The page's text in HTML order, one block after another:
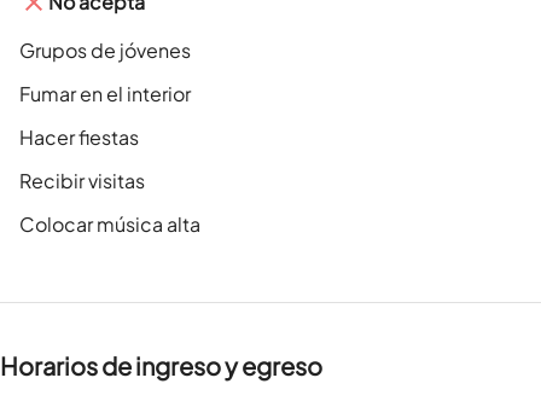
Grupos de jóvenes
Fumar en el interior
Hacer fiestas
Recibir visitas
Colocar música alta
Horarios de ingreso y egreso